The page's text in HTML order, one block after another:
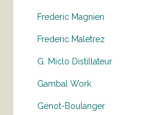
Frederic Magnien
Frederic Maletrez
G. Miclo Distillateur
Gambal Work
Génot-Boulanger